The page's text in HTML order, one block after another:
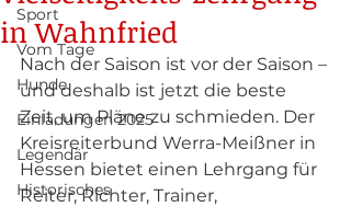
Sport
Vom Tage
Hunde
Einladungen 2025
Legendär
Historisches
in Wahnfried
Nach der Saison ist vor der Saison –
und deshalb ist jetzt die beste
Zeit, um Pläne zu schmieden. Der
Kreisreiterbund Werra-Meißner in
Hessen bietet einen Lehrgang für
Reiter, Richter, Trainer,